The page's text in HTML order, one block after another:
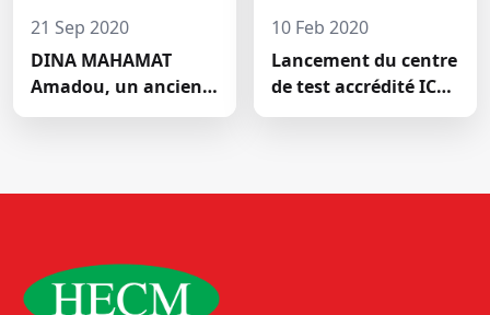
21 Sep 2020
DINA MAHAMAT
Amadou, un ancien
étudiant de l'Ecole
société de téléphonie
10 Feb 2020
Lancement du centre
de test accrédité ICDL
de la Haute École de